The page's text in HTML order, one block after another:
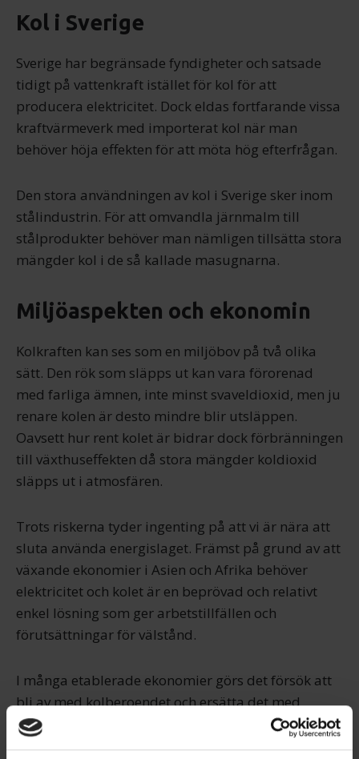
Kol i Sverige
Sverige har begränsade fyndigheter och satsade
tidigt på vattenkraft istället för kol för att
producera elektricitet. Dock eldas fortfarande vissa
kraftvärmeverk med importerat kol när man
behöver höja effekten för att möta hög efterfrågan.
Den stora användningen av kol i Sverige sker inom
stålindustrin. För att omvandla järnmalm till
stålprodukter behöver man nämligen tillsätta stora
mängder kol i de så kallade masugnarna.
Miljöaspekten och ekonomin
Kolkraften kan ses som en miljöbov på två olika
sätt. Den rök som släpps ut kan vara förorenad
med farliga ämnen, inte minst svaveldioxid, men ju
renare kolen är desto mindre blir utsläppen.
Oavsett hur rent kolet är bidrar dock förbränningen
till växthuseffekten då stora mängder koldioxid
släpps ut i atmosfären.
Trots riskerna tyder ingenting på att vi är nära att
sluta använda energislaget. Främst på grund av att
växande ekonomier i Asien och Afrika behöver
elektricitet och kolet är en beprövad och relativt
enkel lösning som ger arbetstillfällen och
förutsättningar för välstånd.
I många etablerade ekonomier görs det försök att
bli av med kolberoendet och ersätta det med
förnybara energikällor eller kärnkraft. Även Kina
satsar hårt på förnybara energikällor, men kolet